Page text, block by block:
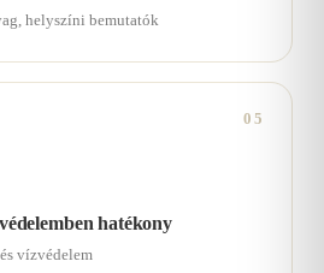
helyszíni bemutatók
05
hatékony
vízvédelem